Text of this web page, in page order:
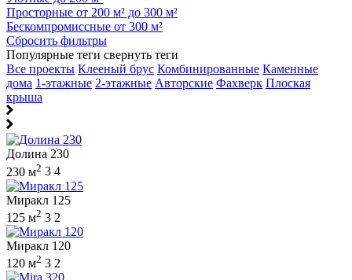
Просторные от 200 м² до 300 м²
Бескомпромиссные от 300 м²
Сбросить фильтры
Популярные теги свернуть теги
Все проекты Клееный брус Комбинированные Каменные
дома 1-этажные 2-этажные Авторские Фахверк Плоская
крыша
Долина 230
230 м2 3 4
Миракл 125
125 м2 3 2
Миракл 120
120 м2 3 2